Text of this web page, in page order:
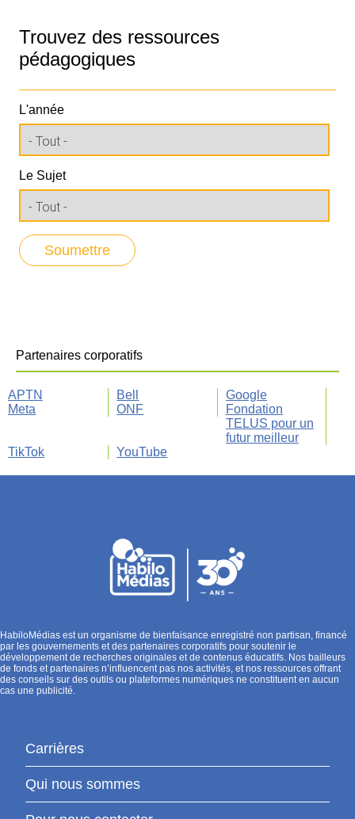
Trouvez des ressources
pédagogiques
L'année
Le Sujet
Partenaires corporatifs
APTN Bell
Google
Meta
ONF
Fondation
TELUS pour un
futur meilleur
TikTok
YouTube
HabiloMédias est un organisme de bienfaisance enregistré non partisan, financé
par les gouvernements et des partenaires corporatifs pour soutenir le
développement de recherches originales et de contenus éducatifs. Nos bailleurs
de fonds et partenaires n’influencent pas nos activités, et nos ressources offrant
des conseils sur des outils ou plateformes numériques ne constituent en aucun
cas une publicité.
Carrières
Qui nous sommes